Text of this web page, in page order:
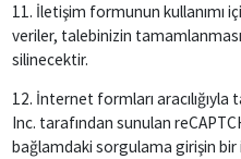
11. İletişim formunun kullanımı
veriler, talebinizin
silinecektir.
12. İnternet formları
Inc. tarafından sunulan
bağlamdaki sorgulama girişin bir